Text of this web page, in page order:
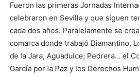
Fueron las primeras Jornadas
celebraron en Sevilla y que siguen
cada dos años. Paralelamente se
comarca donde trabajó Diamantino,
de la Jara, Aguadulce; Pedrera… el
García por la Paz y los Derechos